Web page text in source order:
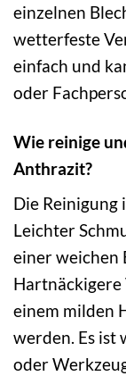
einzelnen
wetterfeste
einfach und
oder
Wie reinige
Anthrazit?
Die Reinigung
Leichter
einer weichen
Hartnäckigere
einem milden
werden. Es ist
oder